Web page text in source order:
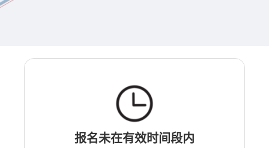
报名未在有效时间段内